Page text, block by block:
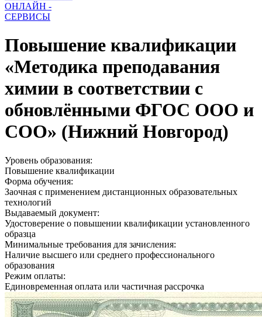
ОНЛАЙН -
СЕРВИСЫ
Повышение квалификации
«Методика преподавания
химии в соответствии с
обновлёнными ФГОС ООО и
СОО» (Нижний Новгород)
Уровень образования:
Повышение квалификации
Форма обучения:
Заочная с применением дистанционных образовательных
технологий
Выдаваемый документ:
Удостоверение о повышении квалификации установленного
образца
Минимальные требования для зачисления:
Наличие высшего или среднего профессионального
образования
Режим оплаты:
Единовременная оплата или частичная рассрочка